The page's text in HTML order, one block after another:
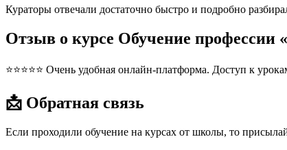
Кураторы отвечали достаточно быстро и подробно
Отзыв о курсе Обучение
⭐⭐⭐⭐⭐ Очень удобная онлайн-платформа. Доступ к
📩 Обратная связь
Если проходили обучение на курсах от школы, то